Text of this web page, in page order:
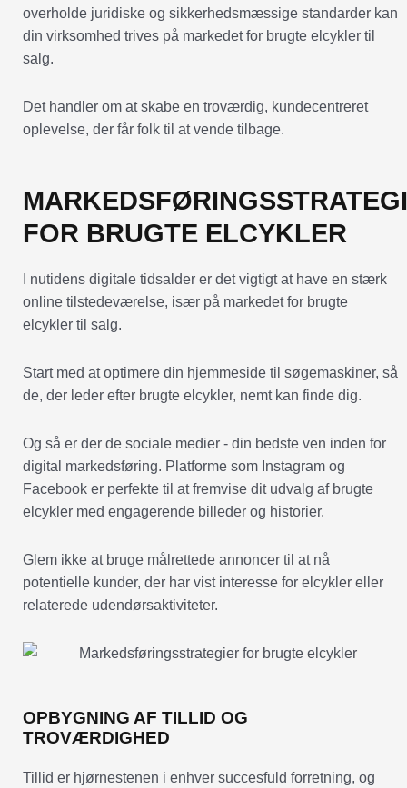
overholde juridiske og sikkerhedsmæssige standarder kan
din virksomhed trives på markedet for brugte elcykler til
salg.
Det handler om at skabe en troværdig, kundecentreret
oplevelse, der får folk til at vende tilbage.
FOR BRUGTE ELCYKLER
I nutidens digitale tidsalder er det vigtigt at have en stærk
online tilstedeværelse, især på markedet for brugte
elcykler til salg.
Start med at optimere din hjemmeside til søgemaskiner, så
de, der leder efter brugte elcykler, nemt kan finde dig.
Og så er der de sociale medier - din bedste ven inden for
digital markedsføring. Platforme som Instagram og
Facebook er perfekte til at fremvise dit udvalg af brugte
elcykler med engagerende billeder og historier.
Glem ikke at bruge målrettede annoncer til at nå
potentielle kunder, der har vist interesse for elcykler eller
relaterede udendørsaktiviteter.
OPBYGNING AF TILLID OG
TROVÆRDIGHED
Tillid er hjørnestenen i enhver succesfuld forretning, og